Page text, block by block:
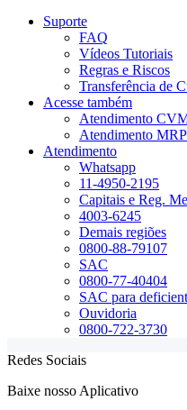
Suporte
FAQ
Vídeos Tutoriais
Regras e Riscos
Transferência de
Acesse também
Atendimento
Atendimento MRP
Atendimento
Whatsapp
11-4950-2195
Capitais e Reg.
4003-6245
Demais regiões
0800-88-79107
SAC
0800-77-40404
SAC para
Ouvidoria
0800-722-3730
Redes Sociais
Baixe nosso Aplicativo